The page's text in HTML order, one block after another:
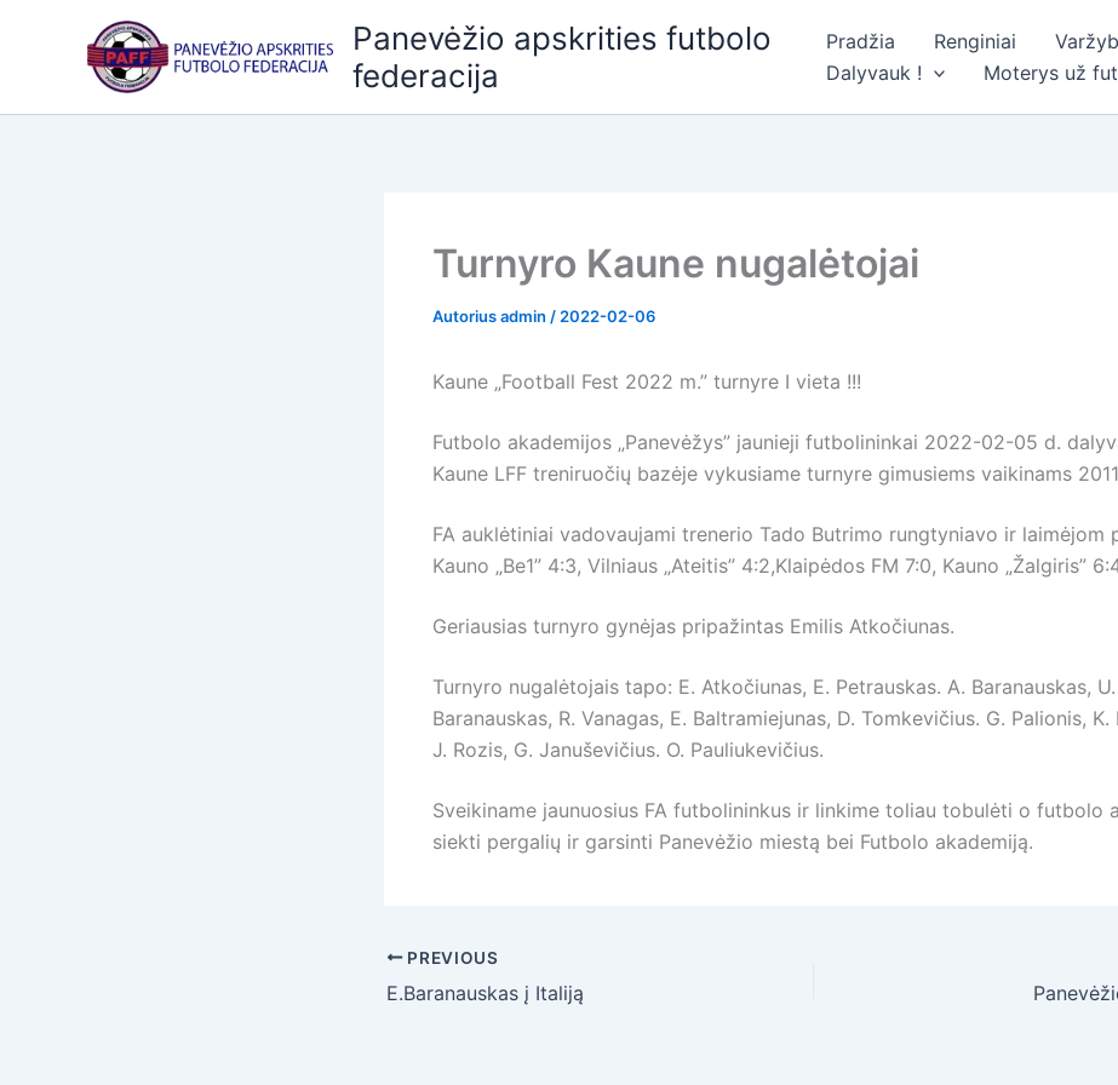
Panevėžio apskrities futbolo
federacija
Pradžia Renginiai
Dalyvauk !
Moterys už
Turnyro Kaune nugalėtojai
Autoriusadmin / 2022-02-06
Kaune „Football Fest 2022 m.” turnyre I vieta !!!
Futbolo akademijos „Panevėžys” jaunieji futbolininkai 2022-02-05 d.
Kaune LFF treniruočių bazėje vykusiame turnyre gimusiems vaikinams
FA auklėtiniai vadovaujami trenerio Tado Butrimo rungtyniavo ir laimėjom
Kauno „Be1” 4:3, Vilniaus „Ateitis” 4:2,Klaipėdos FM 7:0, Kauno „Žalgiris”
Geriausias turnyro gynėjas pripažintas Emilis Atkočiunas.
Turnyro nugalėtojais tapo: E. Atkočiunas, E. Petrauskas. A. Baranauskas, U.
Baranauskas, R. Vanagas, E. Baltramiejunas, D. Tomkevičius. G. Palionis, K.
J. Rozis, G. Januševičius. O. Pauliukevičius.
Sveikiname jaunuosius FA futbolininkus ir linkime toliau tobulėti o futbolo
siekti pergalių ir garsinti Panevėžio miestą bei Futbolo akademiją.
PREVIOUS
E.Baranauskas į Italiją